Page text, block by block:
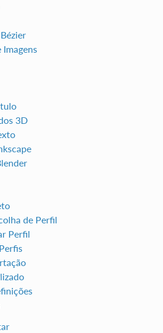
Imagens
3D
de Perfil
Perfil